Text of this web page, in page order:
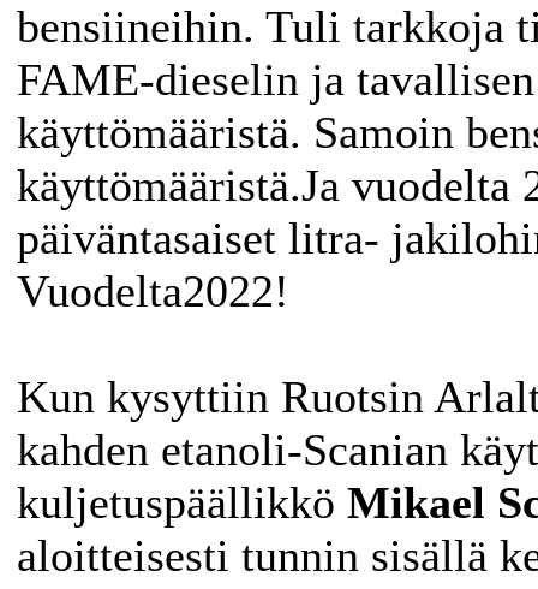
bensiineihin. Tuli tarkkoja
FAME-dieselin ja
käyttömääristä. Samoin
käyttömääristä.Ja vuodelta
päiväntasaiset litra-
Vuodelta2022!
Kun kysyttiin Ruotsin
kahden etanoli-Scanian
kuljetuspäällikkö Mikael
aloitteisesti tunnin sisällä